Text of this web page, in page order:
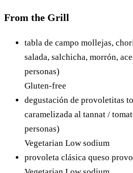
From the Grill
tabla de campo mollejas,
salada, salchicha, morrón,
personas)
Gluten-free
degustación de provoletitas
caramelizada al tannat /
personas)
Vegetarian Low sodium
provoleta clásica queso